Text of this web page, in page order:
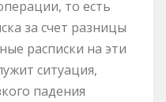
то есть
за счет разницы
расписки на эти
ситуация,
падения